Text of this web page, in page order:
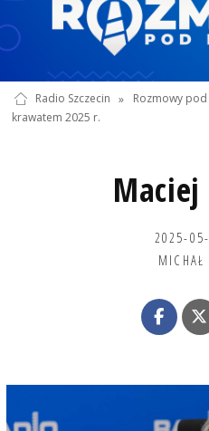
Radio Szczecin » Rozmowy
krawatem 2025 r.
Maciej
2025-
MICHAŁ